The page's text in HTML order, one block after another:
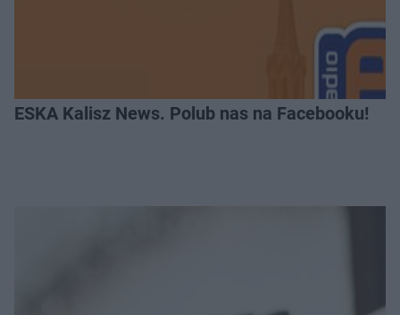
ESKA Kalisz News. Polub nas na Facebooku!